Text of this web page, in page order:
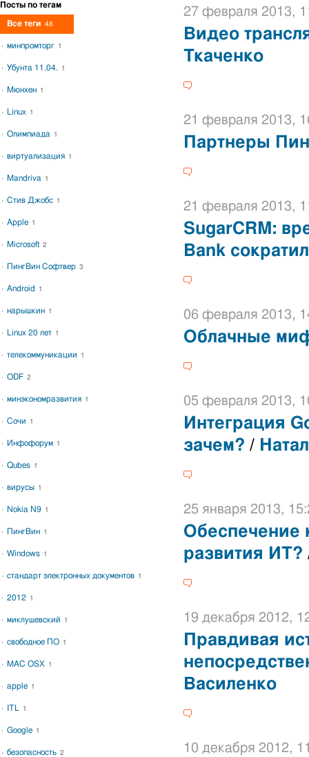
27 февраля 2013,
Видео
Ткаченко
21 февраля 2013,
Партнеры
21 февраля 2013,
SugarCRM:
Bank
06 февраля 2013,
Облачные
05 февраля 2013,
Интеграция
зачем? /
25 января 2013,
Обеспечение
развития ИТ?
19 декабря 2012,
Правдивая
Василенко
10 декабря 2012,
Посты по тегам
Все теги 48
минпромторг 1
Убунта 11.04. 1
Мюнхен 1
Linux 1
Олимпиада 1
виртуализация 1
Mandriva 1
Стив Джобс 1
Apple 1
Microsoft 2
ПингВин Софтвер 3
Android 1
нарышкин 1
Linux 20 лет 1
телекоммуникации 1
ODF 2
минэкономразвития 1
Сочи 1
Инфофорум 1
Qubes 1
вирусы 1
Nokia N9 1
ПингВин 1
Windows 1
стандарт электронных документов 1
2012 1
миклушевский 1
свободное ПО 1
MAC OSX 1
apple 1
ITL 1
Google 1
безопасность 2